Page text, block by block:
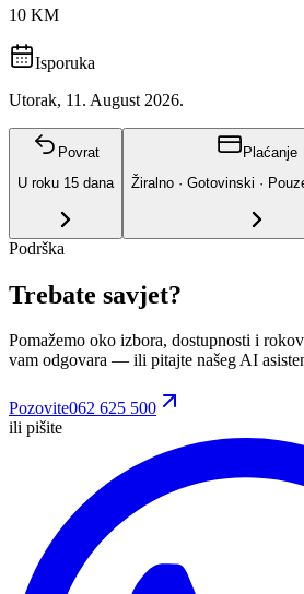
10 KM
Isporuka
Utorak, 11. August 2026.
Povrat
U roku 15 dana
Plaćanje
Žiralno · Gotovinski ·
Podrška
Trebate savjet?
Pomažemo oko izbora, dostupnosti i
vam odgovara — ili pitajte našeg AI
Pozovite062 625 500
ili pišite